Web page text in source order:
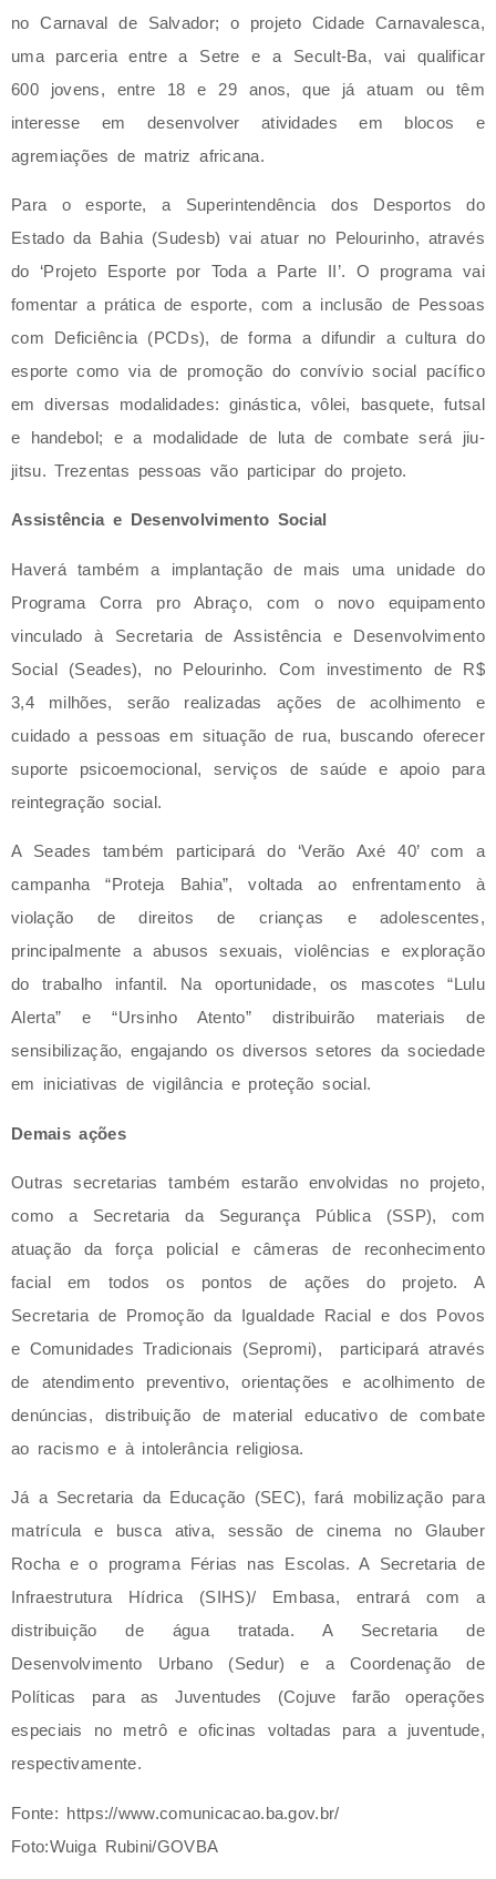
no Carnaval de Salvador; o projeto Cidade Carnavalesca,
uma parceria entre a Setre e a Secult-Ba, vai qualificar
600 jovens, entre 18 e 29 anos, que já atuam ou têm
interesse em desenvolver atividades em blocos e
agremiações de matriz africana.
Para o esporte, a Superintendência dos Desportos do
Estado da Bahia (Sudesb) vai atuar no Pelourinho, através
do ‘Projeto Esporte por Toda a Parte II’. O programa vai
fomentar a prática de esporte, com a inclusão de Pessoas
com Deficiência (PCDs), de forma a difundir a cultura do
esporte como via de promoção do convívio social pacífico
em diversas modalidades: ginástica, vôlei, basquete, futsal
e handebol; e a modalidade de luta de combate será jiu-
jitsu. Trezentas pessoas vão participar do projeto.
Assistência e Desenvolvimento Social
Haverá também a implantação de mais uma unidade do
Programa Corra pro Abraço, com o novo equipamento
vinculado à Secretaria de Assistência e Desenvolvimento
Social (Seades), no Pelourinho. Com investimento de R$
3,4 milhões, serão realizadas ações de acolhimento e
cuidado a pessoas em situação de rua, buscando oferecer
suporte psicoemocional, serviços de saúde e apoio para
reintegração social.
A Seades também participará do ‘Verão Axé 40’ com a
campanha “Proteja Bahia”, voltada ao enfrentamento à
violação de direitos de crianças e adolescentes,
principalmente a abusos sexuais, violências e exploração
do trabalho infantil. Na oportunidade, os mascotes “Lulu
Alerta” e “Ursinho Atento” distribuirão materiais de
sensibilização, engajando os diversos setores da sociedade
em iniciativas de vigilância e proteção social.
Demais ações
Outras secretarias também estarão envolvidas no projeto,
como a Secretaria da Segurança Pública (SSP), com
atuação da força policial e câmeras de reconhecimento
facial em todos os pontos de ações do projeto. A
Secretaria de Promoção da Igualdade Racial e dos Povos
e Comunidades Tradicionais (Sepromi), participará através
de atendimento preventivo, orientações e acolhimento de
denúncias, distribuição de material educativo de combate
ao racismo e à intolerância religiosa.
Já a Secretaria da Educação (SEC), fará mobilização para
matrícula e busca ativa, sessão de cinema no Glauber
Rocha e o programa Férias nas Escolas. A Secretaria de
Infraestrutura Hídrica (SIHS)/ Embasa, entrará com a
distribuição de água tratada. A Secretaria de
Desenvolvimento Urbano (Sedur) e a Coordenação de
Políticas para as Juventudes (Cojuve farão operações
especiais no metrô e oficinas voltadas para a juventude,
respectivamente.
Fonte: https://www.comunicacao.ba.gov.br/
Foto:Wuiga Rubini/GOVBA